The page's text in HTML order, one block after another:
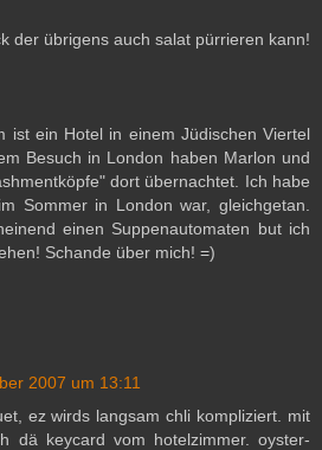
der übrigens auch salat pürrieren kann!
ist ein Hotel in einem Jüdischen Viertel
Besuch in London haben Marlon und
dort übernachtet. Ich habe
Sommer in London war, gleichgetan.
einen Suppenautomaten but ich
Schande über mich! =)
2007 um 13:11
ez wirds langsam chli kompliziert. mit
dä keycard vom hotelzimmer. oyster-